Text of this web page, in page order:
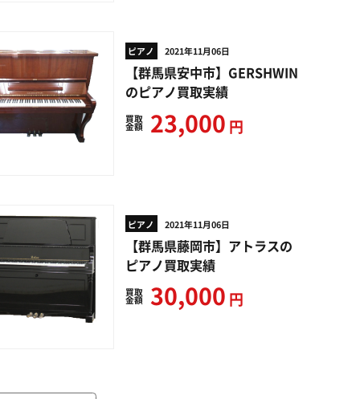
ピアノ 2021年11月06日
【群馬県安中市】GERSHWIN
のピアノ買取実績
買取
金額 23,000 円
ピアノ 2021年11月06日
【群馬県藤岡市】アトラスの
ピアノ買取実績
買取
金額 30,000 円